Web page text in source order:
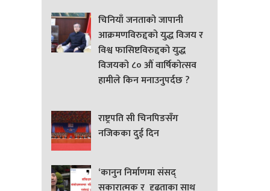
चिनियाँ जनताको जापानी
आक्रमणविरुद्दको युद्ध विजय र
विश्व फासिष्टविरुद्दको युद्ध
विजयको ८० औं वार्षिकोत्सव
हामीले किन मनाउनुपर्दछ ?
राष्ट्रपति सी चिनपिङसँग
नजिकका दुई दिन
‘कानुन निर्माणमा संसद्